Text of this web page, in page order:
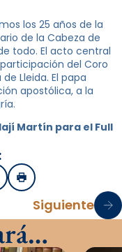
los 25 años de la
de la Cabeza de
todo. El acto central
del Coro
Lleida. El papa
apostólica, a la
Martín para el Full
Imprimir
Siguiente